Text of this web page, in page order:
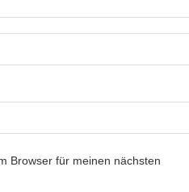
Browser für meinen nächsten